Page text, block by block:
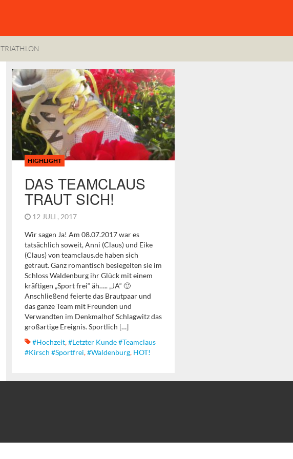
TRIATHLON
HIGHLIGHT
DAS TEAMCLAUS
TRAUT SICH!
12 JULI , 2017
Wir sagen Ja! Am 08.07.2017 war es
tatsächlich soweit, Anni (Claus) und Eike
(Claus) von teamclaus.de haben sich
getraut. Ganz romantisch besiegelten sie im
Schloss Waldenburg ihr Glück mit einem
kräftigen „Sport frei“ äh….. „JA“ 🙂
Anschließend feierte das Brautpaar und
das ganze Team mit Freunden und
Verwandten im Denkmalhof Schlagwitz das
großartige Ereignis. Sportlich […]
#Hochzeit,#letzter Kunde #teamclaus
#kirsch #sportfrei,#Waldenburg, HOT!